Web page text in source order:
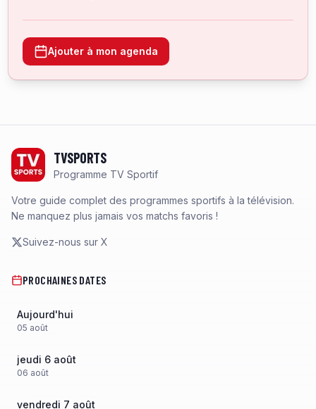
Ajouter à mon agenda
TVSPORTS
Programme TV Sportif
Votre guide complet des programmes sportifs à la télévision.
Ne manquez plus jamais vos matchs favoris !
Suivez-nous sur X
PROCHAINES DATES
Aujourd'hui
05 août
jeudi 6 août
06 août
vendredi 7 août